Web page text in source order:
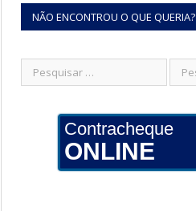
NÃO ENCONTROU O QUE QUERIA?
Contracheque
ONLINE